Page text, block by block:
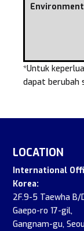
Environment
*Untuk
dapat berubah
LOCATION
International
Korea:
2F.9-5 Taewha B/
Gaepo-ro 17-gil,
Gangnam-gu,